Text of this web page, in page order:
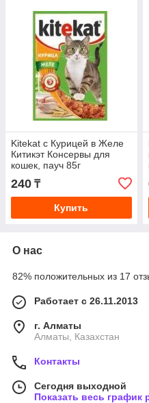
Kitekat с Курицей в Желе
Китикэт Консервы для
кошек, пауч 85г
240 ₸
Купить
О нас
82% положительных из 17
Работает с 26.11.2013
г. Алматы
Алматы, Казахстан
Контакты
Сегодня выходной
Показать весь график